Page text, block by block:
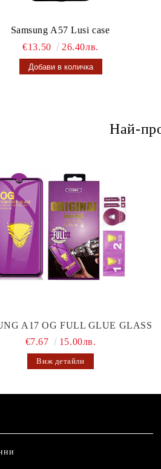
Samsung A57 Lusi case
€13.50
26.40лв.
Най-
A17 OG FULL GLUE GLASS
€7.67
15.00лв.
Виж детайли